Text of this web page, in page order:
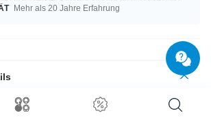
Mehr als 20 Jahre Erfahrung
bedruckten Kugeln für 1.6-mm-Stäbe? Cooler
Schwarz! Achtung: Nicht für Zungenpiercings